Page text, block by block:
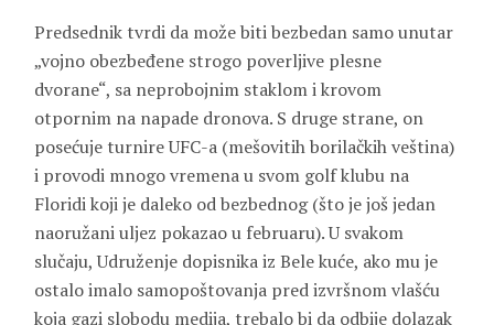
Predsednik tvrdi da može biti bezbedan samo unutar
„vojno obezbeđene strogo poverljive plesne
dvorane“, sa neprobojnim staklom i krovom
otpornim na napade dronova. S druge strane, on
posećuje turnire UFC-a (mešovitih borilačkih veština)
i provodi mnogo vremena u svom golf klubu na
Floridi koji je daleko od bezbednog (što je još jedan
naoružani uljez pokazao u februaru). U svakom
slučaju, Udruženje dopisnika iz Bele kuće, ako mu je
ostalo imalo samopoštovanja pred izvršnom vlašću
koja gazi slobodu medija, trebalo bi da odbije dolazak